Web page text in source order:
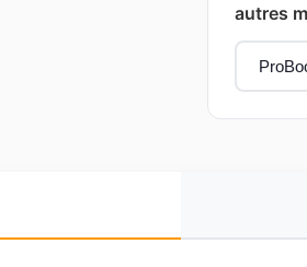
autres